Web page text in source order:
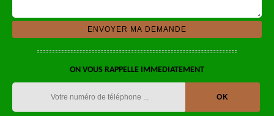
ON VOUS RAPPELLE IMMEDIATEMENT